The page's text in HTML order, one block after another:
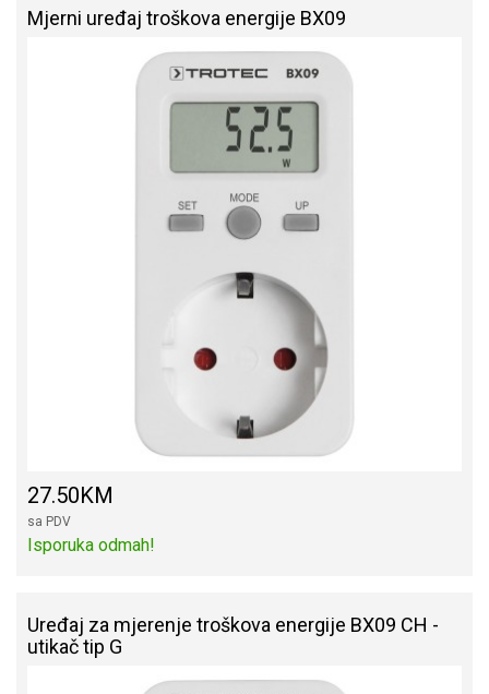
Mjerni uređaj troškova energije BX09
27.50KM
sa PDV
Isporuka odmah!
Uređaj za mjerenje troškova energije BX09 CH -
utikač tip G